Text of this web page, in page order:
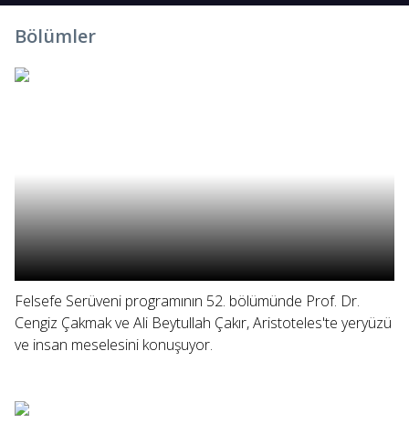
Bölümler
Felsefe Serüveni programının 52. bölümünde Prof. Dr.
Cengiz Çakmak ve Ali Beytullah Çakır, Aristoteles'te yeryüzü
ve insan meselesini konuşuyor.